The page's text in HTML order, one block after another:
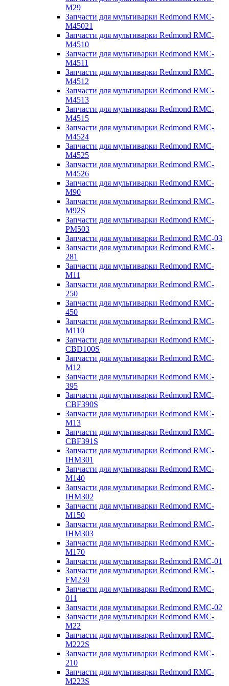
M29
Запчасти для мультиварки Redmond RMC-
M45021
Запчасти для мультиварки Redmond RMC-
M4510
Запчасти для мультиварки Redmond RMC-
M4511
Запчасти для мультиварки Redmond RMC-
M4512
Запчасти для мультиварки Redmond RMC-
M4513
Запчасти для мультиварки Redmond RMC-
M4515
Запчасти для мультиварки Redmond RMC-
M4524
Запчасти для мультиварки Redmond RMC-
M4525
Запчасти для мультиварки Redmond RMC-
M4526
Запчасти для мультиварки Redmond RMC-
M90
Запчасти для мультиварки Redmond RMC-
M92S
Запчасти для мультиварки Redmond RMC-
PM503
Запчасти для мультиварки Redmond RMC-03
Запчасти для мультиварки Redmond RMC-
281
Запчасти для мультиварки Redmond RMC-
M11
Запчасти для мультиварки Redmond RMC-
250
Запчасти для мультиварки Redmond RMC-
450
Запчасти для мультиварки Redmond RMC-
M110
Запчасти для мультиварки Redmond RMC-
CBD100S
Запчасти для мультиварки Redmond RMC-
M12
Запчасти для мультиварки Redmond RMC-
395
Запчасти для мультиварки Redmond RMC-
CBF390S
Запчасти для мультиварки Redmond RMC-
M13
Запчасти для мультиварки Redmond RMC-
CBF391S
Запчасти для мультиварки Redmond RMC-
IHM301
Запчасти для мультиварки Redmond RMC-
M140
Запчасти для мультиварки Redmond RMC-
IHM302
Запчасти для мультиварки Redmond RMC-
M150
Запчасти для мультиварки Redmond RMC-
IHM303
Запчасти для мультиварки Redmond RMC-
M170
Запчасти для мультиварки Redmond RMC-01
Запчасти для мультиварки Redmond RMC-
FM230
Запчасти для мультиварки Redmond RMC-
011
Запчасти для мультиварки Redmond RMC-02
Запчасти для мультиварки Redmond RMC-
M22
Запчасти для мультиварки Redmond RMC-
M222S
Запчасти для мультиварки Redmond RMC-
210
Запчасти для мультиварки Redmond RMC-
M223S